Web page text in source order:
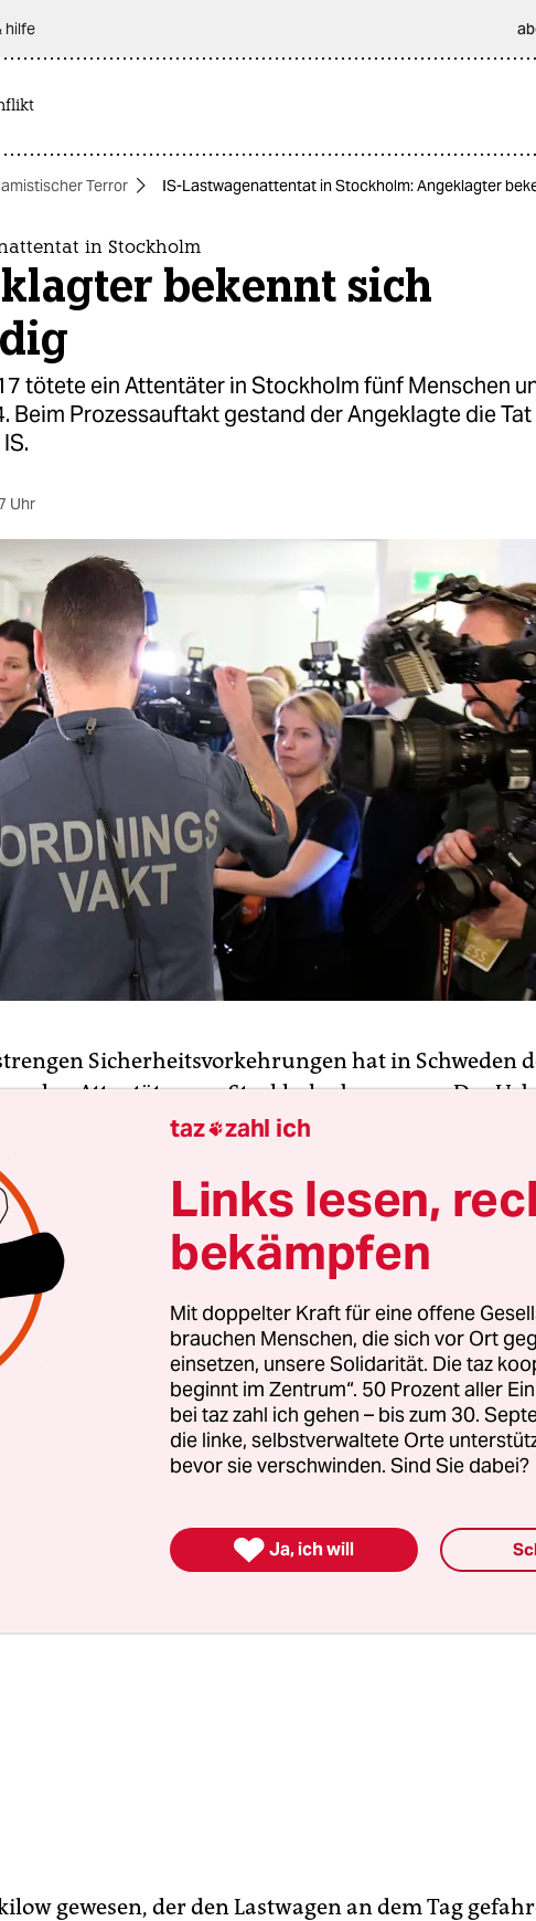
hilfe
Terror IS-Lastwagenattentat in Stockholm: Angeklagter
in Stockholm
bekennt sich
tötete ein Attentäter in Stockholm fünf Menschen
Beim Prozessauftakt gestand der Angeklagte die Tat
Uhr
Sicherheitsvorkehrungen hat in Schweden
den Attentäter von Stockholm begonnen. Der
erschien am Dienstag vor einem Gericht in der
Hauptstadt, wo er sich wegen des
April verantworten muss. Damals hatte er in
Innenstadt fünf Menschen getötet und 14 weitere
Tat gestanden und erklärt, er habe Schweden für
an der internationalen Militärkoalition im Kampf
Islamischer Staat im Irak und in Syrien
wegen mit Terrorismus verbundenen Mordes und
Mordes angeklagt worden. Die Staatsanwaltschaft
Haftstrafe und seine Auslieferung gefordert.
gewesen, der den Lastwagen an dem Tag
taz zahl ich
Links lesen,
bekämpfen
Mit doppelter Kraft für eine offene
brauchen Menschen, die sich vor Ort
einsetzen, unsere Solidarität. Die taz
beginnt im Zentrum“. 50 Prozent aller
bei taz zahl ich gehen – bis zum 30.
die linke, selbstverwaltete Orte
bevor sie verschwinden. Sind Sie dabei?
 Ja, ich will